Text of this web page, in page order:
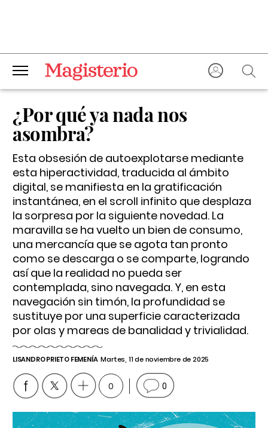
¿Por qué ya nada nos
asombra?
Esta obsesión de autoexplotarse mediante
esta hiperactividad, traducida al ámbito
digital, se manifiesta en la gratificación
instantánea, en el scroll infinito que desplaza
la sorpresa por la siguiente novedad. La
maravilla se ha vuelto un bien de consumo,
una mercancía que se agota tan pronto
como se descarga o se comparte, logrando
así que la realidad no pueda ser
contemplada, sino navegada. Y, en esta
navegación sin timón, la profundidad se
sustituye por una superficie caracterizada
por olas y mareas de banalidad y trivialidad.
LISANDRO PRIETO FEMENÍA Martes, 11 de noviembre de 2025
0 0